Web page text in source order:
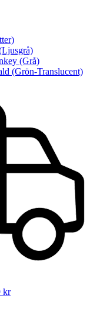
(Grå)
(Grön-Translucent)
kr